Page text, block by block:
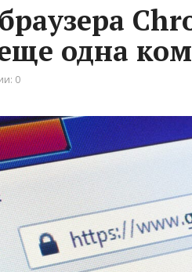
одна
0